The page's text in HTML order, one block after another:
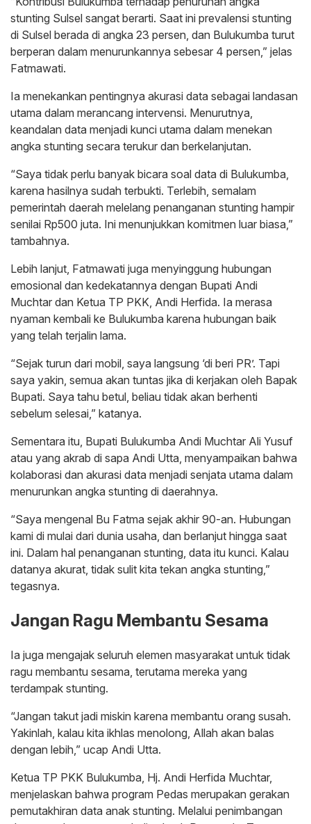
stunting Sulsel sangat berarti. Saat ini prevalensi stunting
di Sulsel berada di angka 23 persen, dan Bulukumba turut
berperan dalam menurunkannya sebesar 4 persen,” jelas
Fatmawati.
Ia menekankan pentingnya akurasi data sebagai landasan
utama dalam merancang intervensi. Menurutnya,
keandalan data menjadi kunci utama dalam menekan
angka stunting secara terukur dan berkelanjutan.
“Saya tidak perlu banyak bicara soal data di Bulukumba,
karena hasilnya sudah terbukti. Terlebih, semalam
pemerintah daerah melelang penanganan stunting hampir
senilai Rp500 juta. Ini menunjukkan komitmen luar biasa,”
tambahnya.
Lebih lanjut, Fatmawati juga menyinggung hubungan
emosional dan kedekatannya dengan Bupati Andi
Muchtar dan Ketua TP PKK, Andi Herfida. Ia merasa
nyaman kembali ke Bulukumba karena hubungan baik
yang telah terjalin lama.
“Sejak turun dari mobil, saya langsung ‘di beri PR’. Tapi
saya yakin, semua akan tuntas jika di kerjakan oleh Bapak
Bupati. Saya tahu betul, beliau tidak akan berhenti
sebelum selesai,” katanya.
Sementara itu, Bupati Bulukumba Andi Muchtar Ali Yusuf
atau yang akrab di sapa Andi Utta, menyampaikan bahwa
kolaborasi dan akurasi data menjadi senjata utama dalam
menurunkan angka stunting di daerahnya.
“Saya mengenal Bu Fatma sejak akhir 90-an. Hubungan
kami di mulai dari dunia usaha, dan berlanjut hingga saat
ini. Dalam hal penanganan stunting, data itu kunci. Kalau
datanya akurat, tidak sulit kita tekan angka stunting,”
tegasnya.
Jangan Ragu Membantu Sesama
Ia juga mengajak seluruh elemen masyarakat untuk tidak
ragu membantu sesama, terutama mereka yang
terdampak stunting.
“Jangan takut jadi miskin karena membantu orang susah.
Yakinlah, kalau kita ikhlas menolong, Allah akan balas
dengan lebih,” ucap Andi Utta.
Ketua TP PKK Bulukumba, Hj. Andi Herfida Muchtar,
menjelaskan bahwa program Pedas merupakan gerakan
pemutakhiran data anak stunting. Melalui penimbangan